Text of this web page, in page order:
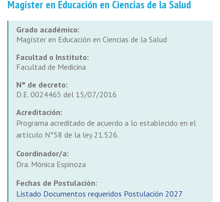
Magíster en Educación en Ciencias de la Salud
Grado académico:
Magíster en Educación en Ciencias de la Salud
Facultad o Instituto:
Facultad de Medicina
N° de decreto:
D.E. 0024465 del 15/07/2016
Acreditación:
Programa acreditado de acuerdo a lo establecido en el
artículo N°58 de la ley 21.526.
Coordinador/a:
Dra. Mónica Espinoza
Fechas de Postulación:
Listado Documentos requeridos Postulación 2027